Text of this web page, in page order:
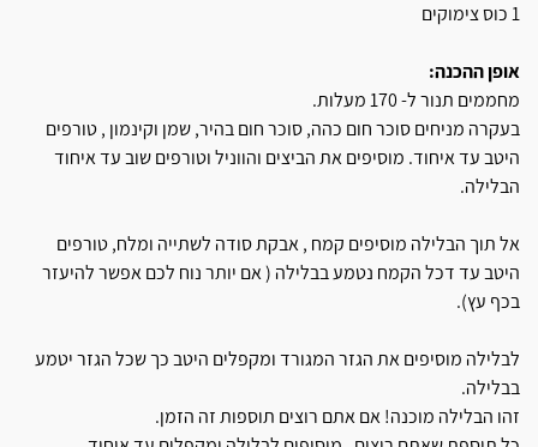
1 כוס צימוקים
אופן ההכנה:
מחממים תנור ל- 170 מעלות.
בעקרה מניחים סוכר חום כהה, סוכר חום בהיר, שמן וקינמון , טורפים
היטב עד איחוד. מוסיפים את הביצים והווניל וטורפים שוב עד איחוד
הבלילה.
אל תוך הבלילה מוסיפים קמח , אבקת סודה לשתייה ומלח, טורפים
היטב עד דכל הקמח נטמע בבלילה ( אם יותר נוח לכם אפשר להיעזר
בכף עץ).
לבלילה מוסיפים את הגזר המגורד ומקפלים היטב כך שכל הגזר יטמע
בבלילה.
זהו הבלילה מוכנה! אם אתם רוצים תוספות זה הזמן.